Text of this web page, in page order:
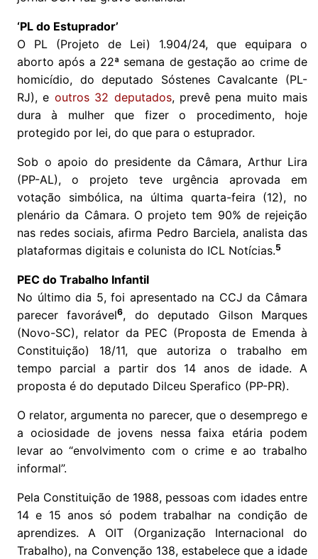
‘PL do Estuprador’
O PL (Projeto de Lei) 1.904/24, que equipara o
aborto após a 22ª semana de gestação ao crime de
homicídio, do deputado Sóstenes Cavalcante (PL-
RJ), e outros 32 deputados, prevê pena muito mais
dura à mulher que fizer o procedimento, hoje
protegido por lei, do que para o estuprador.
Sob o apoio do presidente da Câmara, Arthur Lira
(PP-AL), o projeto teve urgência aprovada em
votação simbólica, na última quarta-feira (12), no
plenário da Câmara. O projeto tem 90% de rejeição
nas redes sociais, afirma Pedro Barciela, analista das
plataformas digitais e colunista do ICL Notícias.5
PEC do Trabalho Infantil
No último dia 5, foi apresentado na CCJ da Câmara
parecer favorável6, do deputado Gilson Marques
(Novo-SC), relator da PEC (Proposta de Emenda à
Constituição) 18/11, que autoriza o trabalho em
tempo parcial a partir dos 14 anos de idade. A
proposta é do deputado Dilceu Sperafico (PP-PR).
O relator, argumenta no parecer, que o desemprego e
a ociosidade de jovens nessa faixa etária podem
levar ao “envolvimento com o crime e ao trabalho
informal”.
Pela Constituição de 1988, pessoas com idades entre
14 e 15 anos só podem trabalhar na condição de
aprendizes. A OIT (Organização Internacional do
Trabalho), na Convenção 138, estabelece que a idade